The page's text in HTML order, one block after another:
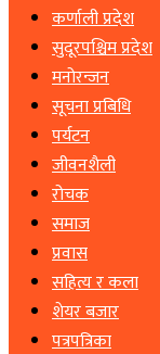
कर्णाली प्रदेश
सुदूरपश्चिम प्रदेश
मनोरन्जन
सूचना प्रबिधि
पर्यटन
जीवनशैली
रोचक
समाज
प्रवास
सहित्य र कला
शेयर बजार
पत्रपत्रिका